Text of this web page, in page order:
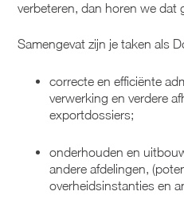
verbeteren, dan horen we dat
Samengevat zijn je taken als
correcte en efficiënte
verwerking en verdere
exportdossiers;
onderhouden en
andere afdelingen,
overheidsinstanties en